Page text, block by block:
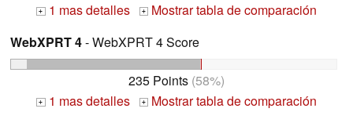
+ 1 mas detalles +
Mostrar tabla de comparación
WebXPRT 4- WebXPRT 4 Score
235 Points (58%)
+ 1 mas detalles +
Mostrar tabla de comparación